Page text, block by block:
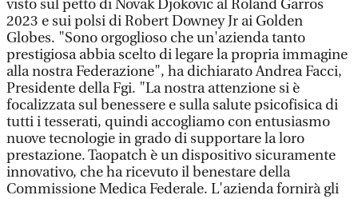
visto sul petto di Novak Djokovic al Roland Garros
2023 e sui polsi di Robert Downey Jr ai Golden
Globes. "Sono orgoglioso che un'azienda tanto
prestigiosa abbia scelto di legare la propria immagine
alla nostra Federazione", ha dichiarato Andrea Facci,
Presidente della Fgi. "La nostra attenzione si è
focalizzata sul benessere e sulla salute psicofisica di
tutti i tesserati, quindi accogliamo con entusiasmo
nuove tecnologie in grado di supportare la loro
prestazione. Taopatch è un dispositivo sicuramente
innovativo, che ha ricevuto il benestare della
Commissione Medica Federale. L'azienda fornirà gli